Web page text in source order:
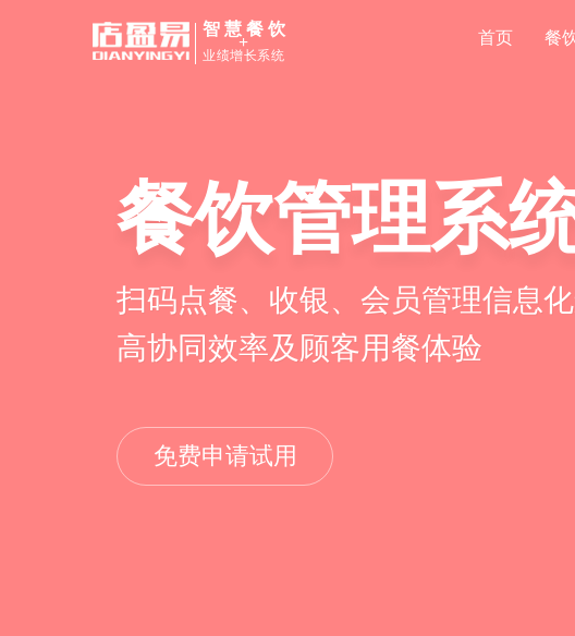
智慧餐饮
+
业绩增长系统
首页 餐
餐饮管理系
扫码点餐、收银、会员管理信息
高协同效率及顾客用餐体验
免费申请试用